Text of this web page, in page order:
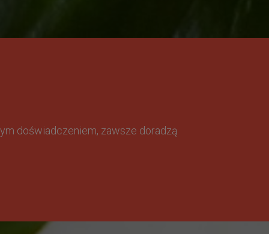
doświadczeniem, zawsze doradzą